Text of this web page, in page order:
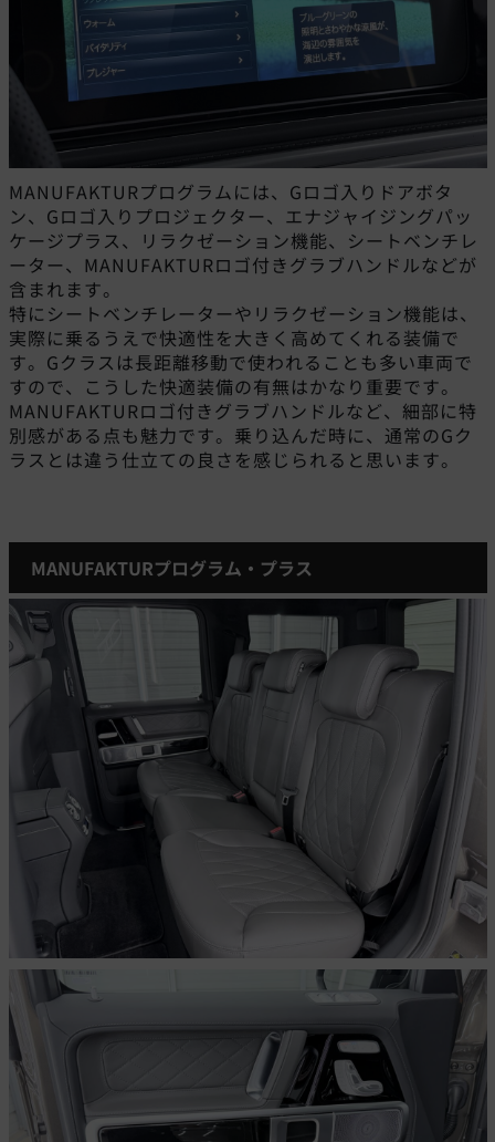
MANUFAKTURプログラムには、Gロゴ入りドアボタ
ン、Gロゴ入りプロジェクター、エナジャイジングパッ
ケージプラス、リラクゼーション機能、シートベンチレ
ーター、MANUFAKTURロゴ付きグラブハンドルなどが
含まれます。
特にシートベンチレーターやリラクゼーション機能は、
実際に乗るうえで快適性を大きく高めてくれる装備で
す。Gクラスは長距離移動で使われることも多い車両で
すので、こうした快適装備の有無はかなり重要です。
MANUFAKTURロゴ付きグラブハンドルなど、細部に特
別感がある点も魅力です。乗り込んだ時に、通常のGク
ラスとは違う仕立ての良さを感じられると思います。
MANUFAKTURプログラム・プラス